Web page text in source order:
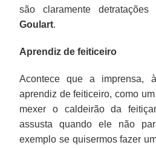
são claramente
Goulart.
Aprendiz de feiticeiro
Acontece que a imprensa,
aprendiz de feiticeiro, como
mexer o caldeirão da
assusta quando ele não
exemplo se quisermos fazer